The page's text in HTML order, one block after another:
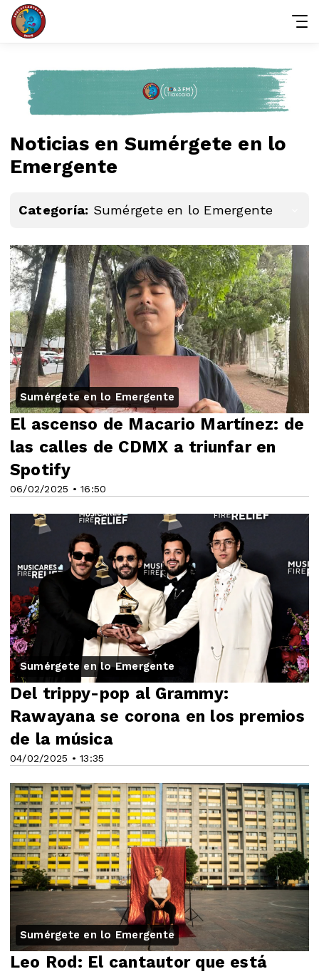
Noticias en Sumérgete en lo
Emergente
Categoría: Sumérgete en lo Emergente
Sumérgete en lo Emergente
06/02/2025 • 16:50
El ascenso de Macario Martínez: de
las calles de CDMX a triunfar en
Spotify
Sumérgete en lo Emergente
04/02/2025 • 13:35
Del trippy-pop al Grammy:
Rawayana se corona en los premios
de la música
Sumérgete en lo Emergente
Leo Rod: El cantautor que está